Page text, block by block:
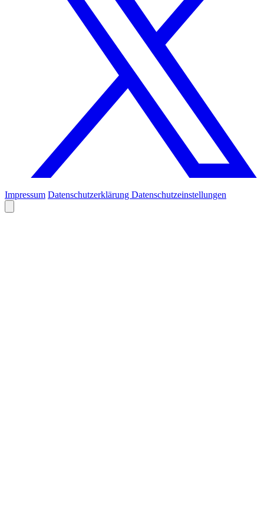
Impressum Datenschutzerklärung Datenschutzeinstellungen